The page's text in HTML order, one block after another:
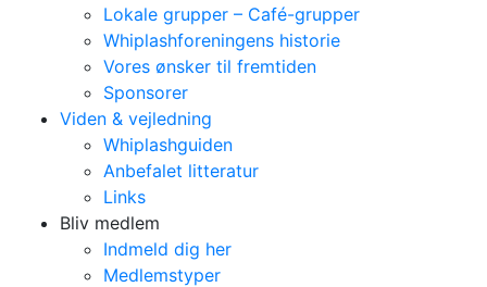
Lokale grupper – Café-grupper
Whiplashforeningens historie
Vores ønsker til fremtiden
Sponsorer
Viden & vejledning
Whiplashguiden
Anbefalet litteratur
Links
Bliv medlem
Indmeld dig her
Medlemstyper